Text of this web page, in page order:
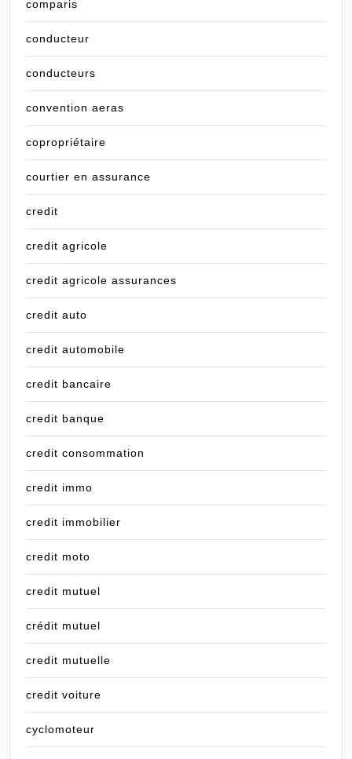
comparis
conducteur
conducteurs
convention aeras
copropriétaire
courtier en assurance
credit
credit agricole
credit agricole assurances
credit auto
credit automobile
credit bancaire
credit banque
credit consommation
credit immo
credit immobilier
credit moto
credit mutuel
crédit mutuel
credit mutuelle
credit voiture
cyclomoteur